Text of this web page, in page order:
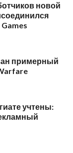
новой
примерный
учтены: